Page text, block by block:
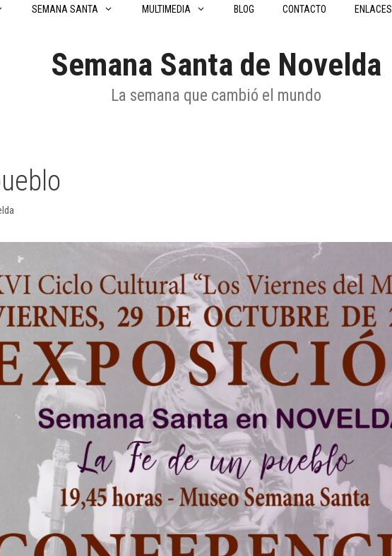
SEMANA SANTA MULTIMEDIA BLOG CONTACTO ENLACES
Semana Santa de Novelda
La semana que cambió el mundo